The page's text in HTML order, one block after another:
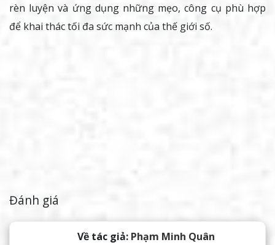
rèn luyện và ứng dụng những mẹo, công cụ phù hợp
để khai thác tối đa sức mạnh của thế giới số.
Đánh giá
Về tác giả: Phạm Minh Quân